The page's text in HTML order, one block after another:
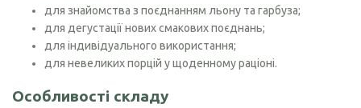
для знайомства з поєднанням льону та гарбуза;
для дегустації нових смакових поєднань;
для індивідуального використання;
для невеликих порцій у щоденному раціоні.
Особливості складу